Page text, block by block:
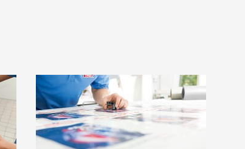
folie și benzi textile
tesa® pentru montarea
plăcilor